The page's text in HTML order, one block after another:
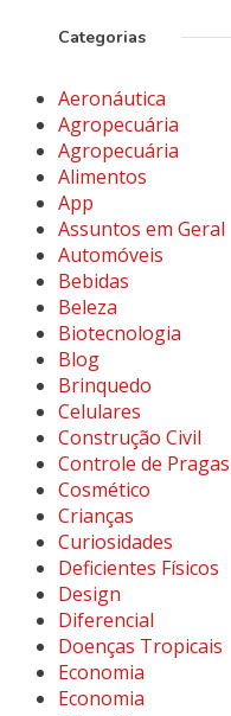
Categorias
Aeronáutica
Agropecuária
Agropecuária
Alimentos
App
Assuntos em Geral
Automóveis
Bebidas
Beleza
Biotecnologia
Blog
Brinquedo
Celulares
Construção Civil
Controle de Pragas
Cosmético
Crianças
Curiosidades
Deficientes Físicos
Design
Diferencial
Doenças Tropicais
Economia
Economia